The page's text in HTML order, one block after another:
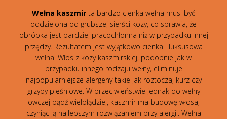
Wełna kaszmir ta bardzo cienka wełna musi być
oddzielona od grubszej sierści kozy, co sprawia, że
obróbka jest bardziej pracochłonna niż w przypadku innej
przędzy. Rezultatem jest wyjątkowo cienka i luksusowa
wełna. Włos z kozy kaszmirskiej, podobnie jak w
przypadku innego rodzaju wełny, eliminuje
najpopularniejsze alergeny takie jak roztocza, kurz czy
grzyby pleśniowe. W przeciwieństwie jednak do wełny
owczej bądź wielbłądziej, kaszmir ma budowę włosa,
czyniąc ją najlepszym rozwiązaniem przy alergii. Wełna